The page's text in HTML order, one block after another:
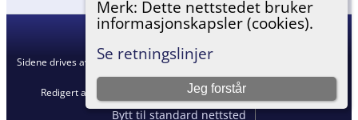
Merk: Dette nettstedet bruker
informasjonskapsler (cookies).
Se retningslinjer
Jeg forstår
Hemneslekt 2026
Sidene drives av The Next Generation of Genealogy Sitebuilding
Redigert av
Retningslinjer for personvern
Bytt til standard nettsted